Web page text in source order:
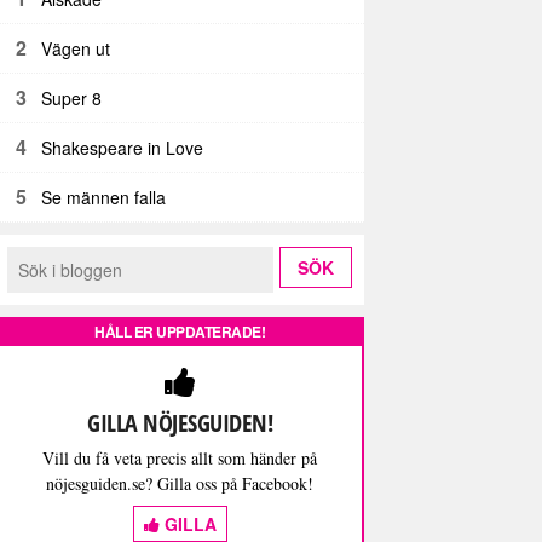
2 Vägen ut
3 Super 8
4 Shakespeare in Love
5 Se männen falla
HÅLL ER UPPDATERADE!
GILLA NÖJESGUIDEN!
Vill du få veta precis allt som händer på
nöjesguiden.se? Gilla oss på Facebook!
GILLA